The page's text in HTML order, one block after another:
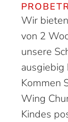
Wir
von 2
unsere
ausgiebig
Kommen
Wing
Kindes